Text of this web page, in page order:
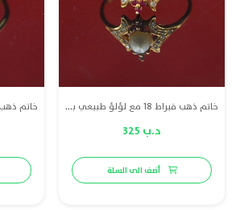
خاتم ذهب قيراط 18 مع لؤلؤ طبيعي بحريني وا الماس وياقوت
د.ب 325
أضف الى السلة